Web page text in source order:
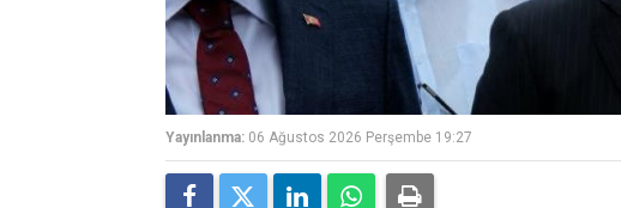
Yayınlanma: 06 Ağustos 2026 Perşembe 19:27